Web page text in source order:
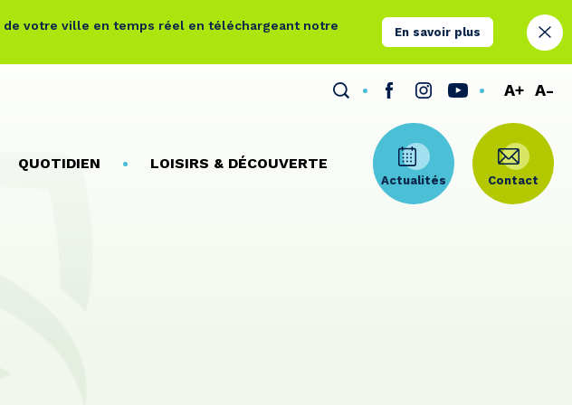
votre ville en temps réel en téléchargeant notre
En savoir plus
QUOTIDIEN LOISIRS & DÉCOUVERTE
Actualités Contact
A+ A-